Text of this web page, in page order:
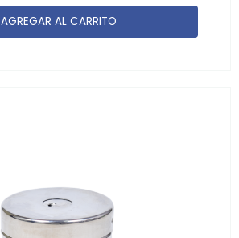
AGREGAR AL CARRITO